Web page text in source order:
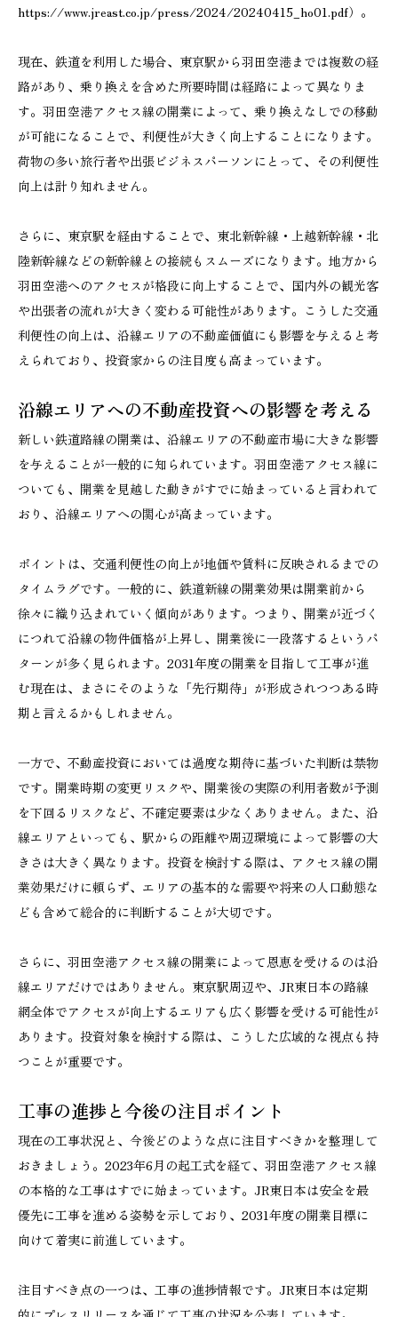
https://www.jreast.co.jp/press/2024/20240415_ho01.pdf）。
現在、鉄道を利用した場合、東京駅から羽田空港までは複数の経
路があり、乗り換えを含めた所要時間は経路によって異なりま
す。羽田空港アクセス線の開業によって、乗り換えなしでの移動
が可能になることで、利便性が大きく向上することになります。
荷物の多い旅行者や出張ビジネスパーソンにとって、その利便性
向上は計り知れません。
さらに、東京駅を経由することで、東北新幹線・上越新幹線・北
陸新幹線などの新幹線との接続もスムーズになります。地方から
羽田空港へのアクセスが格段に向上することで、国内外の観光客
や出張者の流れが大きく変わる可能性があります。こうした交通
利便性の向上は、沿線エリアの不動産価値にも影響を与えると考
えられており、投資家からの注目度も高まっています。
沿線エリアへの不動産投資への影響を考える
新しい鉄道路線の開業は、沿線エリアの不動産市場に大きな影響
を与えることが一般的に知られています。羽田空港アクセス線に
ついても、開業を見越した動きがすでに始まっていると言われて
おり、沿線エリアへの関心が高まっています。
ポイントは、交通利便性の向上が地価や賃料に反映されるまでの
タイムラグです。一般的に、鉄道新線の開業効果は開業前から
徐々に織り込まれていく傾向があります。つまり、開業が近づく
につれて沿線の物件価格が上昇し、開業後に一段落するというパ
ターンが多く見られます。2031年度の開業を目指して工事が進
む現在は、まさにそのような「先行期待」が形成されつつある時
期と言えるかもしれません。
一方で、不動産投資においては過度な期待に基づいた判断は禁物
です。開業時期の変更リスクや、開業後の実際の利用者数が予測
を下回るリスクなど、不確定要素は少なくありません。また、沿
線エリアといっても、駅からの距離や周辺環境によって影響の大
きさは大きく異なります。投資を検討する際は、アクセス線の開
業効果だけに頼らず、エリアの基本的な需要や将来の人口動態な
ども含めて総合的に判断することが大切です。
さらに、羽田空港アクセス線の開業によって恩恵を受けるのは沿
線エリアだけではありません。東京駅周辺や、JR東日本の路線
網全体でアクセスが向上するエリアも広く影響を受ける可能性が
あります。投資対象を検討する際は、こうした広域的な視点も持
つことが重要です。
工事の進捗と今後の注目ポイント
現在の工事状況と、今後どのような点に注目すべきかを整理して
おきましょう。2023年6月の起工式を経て、羽田空港アクセス線
の本格的な工事はすでに始まっています。JR東日本は安全を最
優先に工事を進める姿勢を示しており、2031年度の開業目標に
向けて着実に前進しています。
注目すべき点の一つは、工事の進捗情報です。JR東日本は定期